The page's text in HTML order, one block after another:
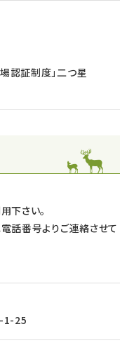
認証制度」二つ星
下さい。
話番号よりご連絡させて
1-25